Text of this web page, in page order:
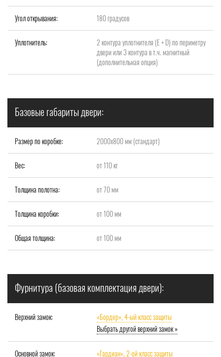
Угол открывания: 180 градусов
Уплотнитель:
2 контура уплотнителя (Е + D) по периметру
двери или 3 контура в т.ч. магнитный
(дополнительная опция)
Базовые габариты двери:
Размер по коробке: 2000x800 мм (стандарт)
Вес: от 110 кг
Толщина полотна: от 70 мм
Толщина коробки: от 100 мм
Общая толщина: от 100 мм
Фурнитура (базовая комплектация двери):
Верхний замок:
«Бордер», 4-ый класс защиты
Выбрать другой верхний замок »
Основной замок: «Гардиан», 2-ой класс защиты